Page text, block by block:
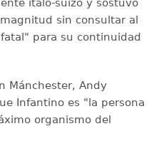
italo-suizo y sostuvo
sin consultar al
para su continuidad
Mánchester, Andy
Infantino es "la persona
organismo del